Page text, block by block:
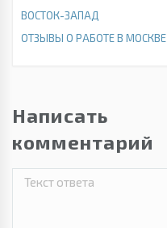
ВОСТОК-ЗАПАД
ОТЗЫВЫ О РАБОТЕ В МОСКВЕ
Написать
комментарий